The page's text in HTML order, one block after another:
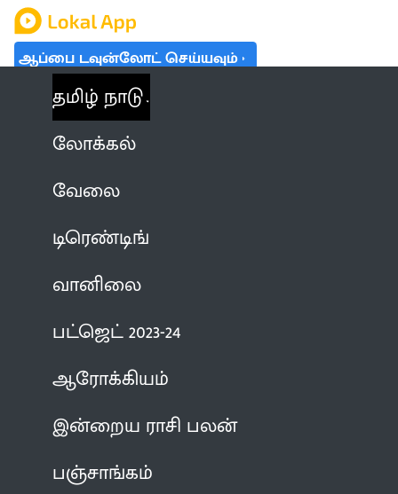
ஆப்பை டவுன்லோட் செய்யவும்
தமிழ் நாடு
லோக்கல்
வேலை
டிரெண்டிங்
வானிலை
பட்ஜெட் 2023-24
ஆரோக்கியம்
இன்றைய ராசி பலன்
பஞ்சாங்கம்